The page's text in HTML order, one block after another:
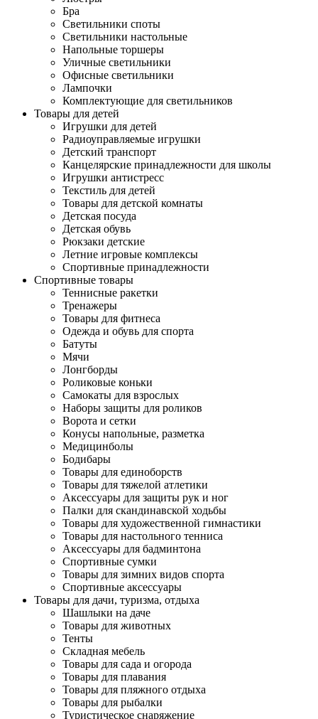
Бра
Светильники споты
Светильники настольные
Напольные торшеры
Уличные светильники
Офисные светильники
Лампочки
Комплектующие для светильников
Товары для детей
Игрушки для детей
Радиоуправляемые игрушки
Детский транспорт
Канцелярские принадлежности для школы
Игрушки антистресс
Текстиль для детей
Товары для детской комнаты
Детская посуда
Детская обувь
Рюкзаки детские
Летние игровые комплексы
Спортивные принадлежности
Спортивные товары
Теннисные ракетки
Тренажеры
Товары для фитнеса
Одежда и обувь для спорта
Батуты
Мячи
Лонгборды
Роликовые коньки
Самокаты для взрослых
Наборы защиты для роликов
Ворота и сетки
Конусы напольные, разметка
Медицинболы
Бодибары
Товары для единоборств
Товары для тяжелой атлетики
Аксессуары для защиты рук и ног
Палки для скандинавской ходьбы
Товары для художественной гимнастики
Товары для настольного тенниса
Аксессуары для бадминтона
Спортивные сумки
Товары для зимних видов спорта
Спортивные аксессуары
Товары для дачи, туризма, отдыха
Шашлыки на даче
Товары для животных
Тенты
Складная мебель
Товары для сада и огорода
Товары для плавания
Товары для пляжного отдыха
Товары для рыбалки
Туристическое снаряжение